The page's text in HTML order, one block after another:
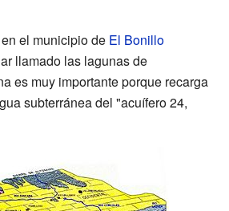
el municipio de El Bonillo
llamado las lagunas de
es muy importante porque recarga
subterránea del "acuífero 24,